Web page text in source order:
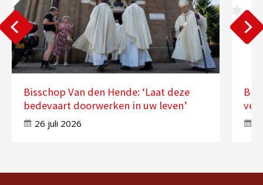
Bisschop Van den Hende: ‘Laat deze
bedevaart doorwerken in uw leven’
26 juli 2026